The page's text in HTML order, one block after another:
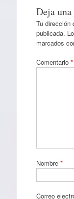
Deja una
Tu dirección
publicada.
marcados
Comentario *
Nombre *
Correo